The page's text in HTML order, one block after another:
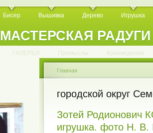
МАСТЕРСКАЯ РАДУГИ
Бисер Вышивка Дерево Игрушка
. . . . . . . .
ГАЛЕРЕИ Промыслы Краеведение
Главная
городской округ
Зотей Родионович
игрушка. фото Н.